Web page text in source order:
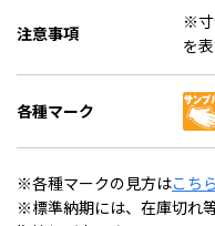
注意事項
※寸
を
各種マーク
※各種マークの見方はこちら
※標準納期には、在庫切れ